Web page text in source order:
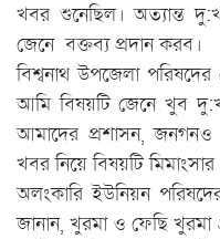
খবর শুনেছিল। অত্যান্ত
জেনে বক্তব্য প্রদান করব।
বিশ্বনাথ উপজেলা
আমি বিষয়টি জেনে খুব
আমাদের প্রশাসন,
খবর নিয়ে বিষয়টি মিমাংসার
অলংকারি ইউনিয়ন
জানান, খুরমা ও ফেছি খুরমা